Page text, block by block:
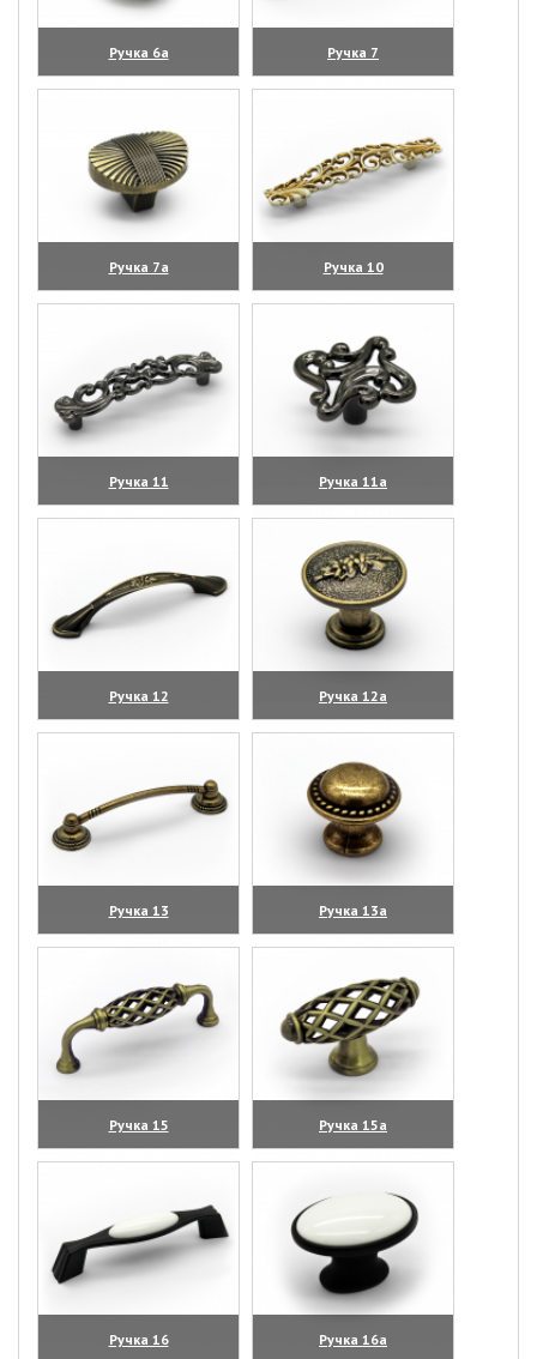
Ручка 6а
(увеличить)
Ручка 7
(увеличить)
Ручка 7а
(увеличить)
Ручка 10
(увеличить)
Ручка 11
(увеличить)
Ручка 11а
(увеличить)
Ручка 12
(увеличить)
Ручка 12а
(увеличить)
Ручка 13
(увеличить)
Ручка 13а
(увеличить)
Ручка 15
(увеличить)
Ручка 15а
(увеличить)
Ручка 16
Ручка 16а